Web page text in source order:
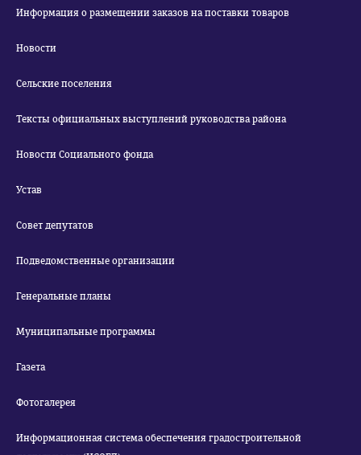
Информация о размещении заказов на поставки товаров
Новости
Сельские поселения
Тексты официальных выступлений руководства района
Новости Социального фонда
Устав
Совет депутатов
Подведомственные организации
Генеральные планы
Муниципальные программы
Газета
Фотогалерея
Информационная система обеспечения градостроительной